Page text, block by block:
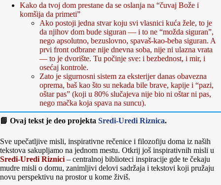
Kako da tvoj dom prestane da se oslanja na “čuvaj Bože i
komšija da primeti”
Ako postoji jedna stvar koju svi vlasnici kuća žele, to je
da njihov dom bude siguran — i to ne “možda siguran”,
nego apsolutno, bezuslovno, spavaš-kao-beba siguran. A
prvi front odbrane nije dnevna soba, nije ni ulazna vrata
— to je dvorište. Tu počinje sve: i bezbednost, i mir, i
osećaj kontrole.
Zato je sigurnosni sistem za eksterijer danas obavezna
oprema, baš kao što su nekada bile brave, kapije i “pazi,
oštar pas” (koji u 80% slučajeva nije bio ni oštar ni pas,
nego mačka koja spava na suncu).
📘 Ovaj tekst je deo projekta Sredi-Uredi Riznica.
Sve upečatljive misli, inspirativne rečenice i filozofiju doma iz naših
tekstova sakupljamo na jednom mestu. Otkrij još inspirativnih misli u
Sredi-Uredi Riznici – centralnoj biblioteci inspiracije gde te čekaju
mudre misli o domu, zanimljivi delovi sadržaja i tekstovi koji pružaju
novu perspektivu na prostor u kome živiš.